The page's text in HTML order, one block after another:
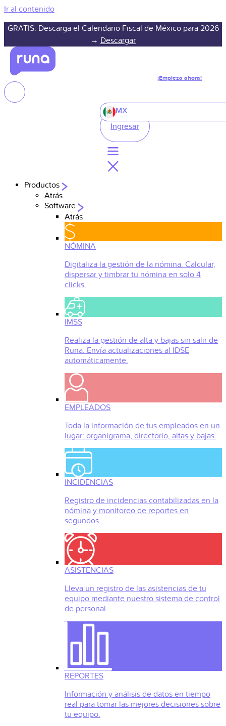
Ir al contenido
GRATIS: Descarga el Calendario Fiscal de México para 2026
→ Descargar
¡Empieza ahora!
MX
Ingresar
Productos
Atrás
Software
Atrás
NÓMINA
Digitaliza la gestión de la nómina. Calcular,
dispersar y timbrar tu nómina en solo 4
clicks.
IMSS
Realiza la gestión de alta y bajas sin salir de
Runa. Envía actualizaciones al IDSE
automáticamente.
EMPLEADOS
Toda la información de tus empleados en un
lugar: organigrama, directorio, altas y bajas.
INCIDENCIAS
Registro de incidencias contabilizadas en la
nómina y monitoreo de reportes en
segundos.
ASISTENCIAS
Lleva un registro de las asistencias de tu
equipo mediante nuestro sistema de control
de personal.
REPORTES
Información y análisis de datos en tiempo
real para tomar las mejores decisiones sobre
tu equipo.